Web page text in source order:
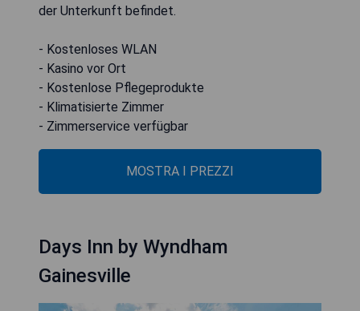
der Unterkunft befindet.
- Kostenloses WLAN
- Kasino vor Ort
- Kostenlose Pflegeprodukte
- Klimatisierte Zimmer
- Zimmerservice verfügbar
MOSTRA I PREZZI
Days Inn by Wyndham
Gainesville